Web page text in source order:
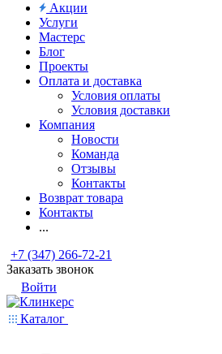
Акции
Услуги
Мастерс
Блог
Проекты
Оплата и доставка
Условия оплаты
Условия доставки
Компания
Новости
Команда
Отзывы
Контакты
Возврат товара
Контакты
...
+7 (347) 266-72-21
Заказать звонок
Войти
Каталог